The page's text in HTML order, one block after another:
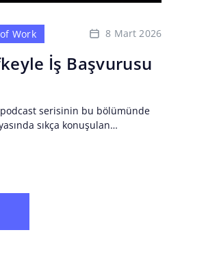
Work 8 Mart 2026
İş Başvurusu
serisinin bu bölümünde
sıkça konuşulan